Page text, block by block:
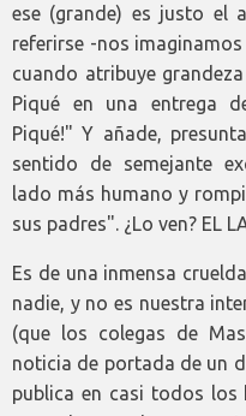
ese (grande) es justo el
referirse -nos
cuando atribuye
Piqué en una entrega
Piqué!" Y añade,
sentido de semejante
lado más humano y
sus padres". ¿Lo ven? EL
Es de una inmensa
nadie, y no es nuestra
(que los colegas de
noticia de portada de un
publica en casi todos los